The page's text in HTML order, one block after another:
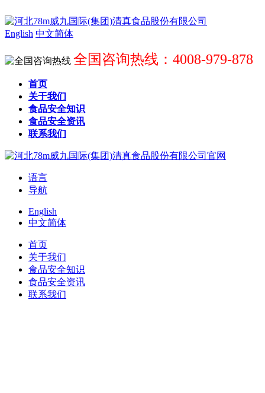
English 中文简体
全国咨询热线：4008-979-878
首页
关于我们
食品安全知识
食品安全资讯
联系我们
语言
导航
English
中文简体
首页
关于我们
食品安全知识
食品安全资讯
联系我们